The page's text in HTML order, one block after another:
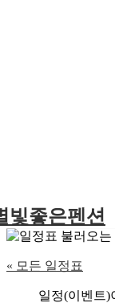
빛좋은펜션
« 모든 일정표
일정(이벤트)